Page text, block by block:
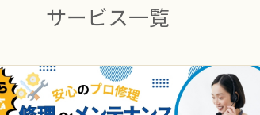
サービス一覧